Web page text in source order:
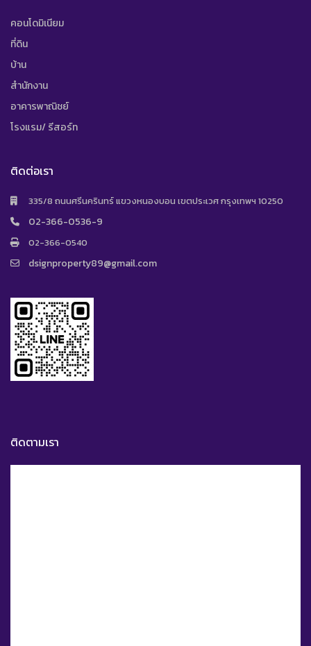
คอนโดมิเนียม
ที่ดิน
บ้าน
สำนักงาน
อาคารพาณิชย์
โรงแรม/ รีสอร์ท
ติดต่อเรา
335/8 ถนนศรีนครินทร์ แขวงหนองบอน เขตประเวศ กรุงเทพฯ 10250
02-366-0536-9
02-366-0540
dsignproperty89@gmail.com
ติดตามเรา